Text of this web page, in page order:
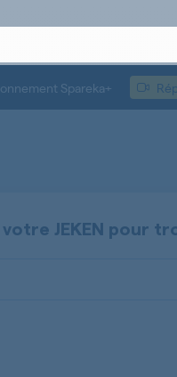
Spareka+
votre JEKEN pour